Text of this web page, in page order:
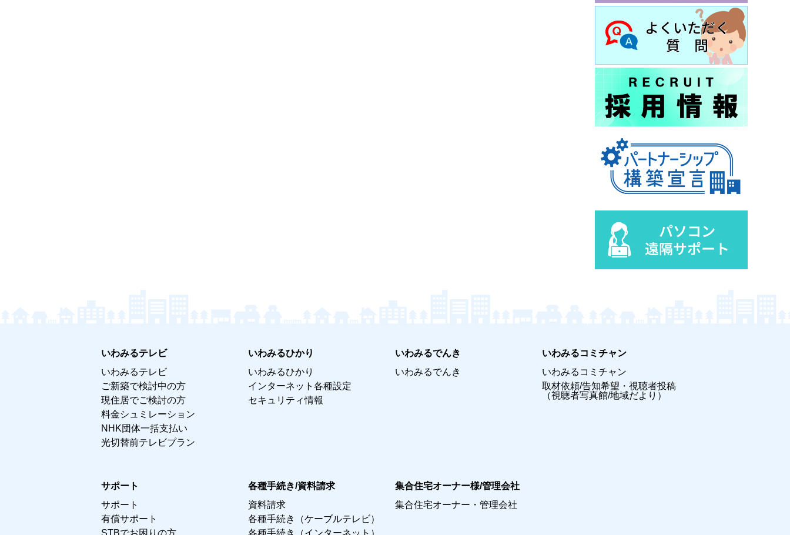
いわみるテレビ
いわみるテレビ
ご新築で検討中の方
現住居でご検討の方
料金シュミレーション
NHK団体一括支払い
光切替前テレビプラン
いわみるひかり
いわみるひかり
インターネット各種設定
セキュリティ情報
いわみるでんき
いわみるでんき
いわみるコミチャン
いわみるコミチャン
取材依頼/告知希望・視聴者投稿
（視聴者写真館/地域だより）
サポート
サポート
有償サポート
STBでお困りの方
各種手続き/資料請求
資料請求
各種手続き（ケーブルテレビ）
各種手続き（インターネット）
集合住宅オーナー様/管理会社
集合住宅オーナー・管理会社